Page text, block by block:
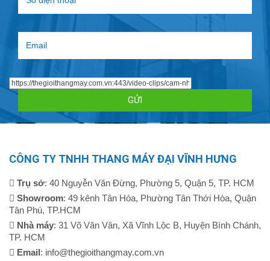
CÔNG TY TNHH THANG MÁY ĐẠI VĨNH HƯNG
Trụ sở: 40 Nguyễn Văn Đừng, Phường 5, Quận 5, TP. HCM
Showroom: 49 kênh Tân Hóa, Phường Tân Thới Hòa, Quận
Tân Phú, TP.HCM
Nhà máy: 31 Võ Văn Vân, Xã Vĩnh Lộc B, Huyện Bình Chánh,
TP. HCM
Email: info@thegioithangmay.com.vn